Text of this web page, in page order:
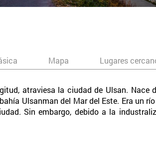
Mapa Lugares
atraviesa la ciudad de Ulsan.
Ulsanman del Mar del Este. Era un
Sin embargo, debido a la